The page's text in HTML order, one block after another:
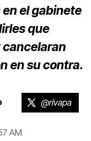
el gabinete
que
cancelaran
en su contra.
@rivapa
AM